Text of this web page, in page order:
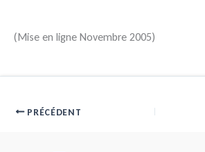
(Mise en ligne Novembre 2005)
PRÉCÉDENT